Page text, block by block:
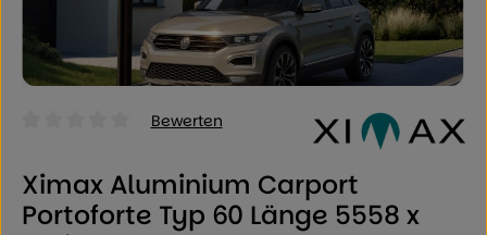
Durchschnittliche Bewertung von 0 von 5 Sternen
Bewerten
Ximax Aluminium Carport
Portoforte Typ 60 Länge 5558 x